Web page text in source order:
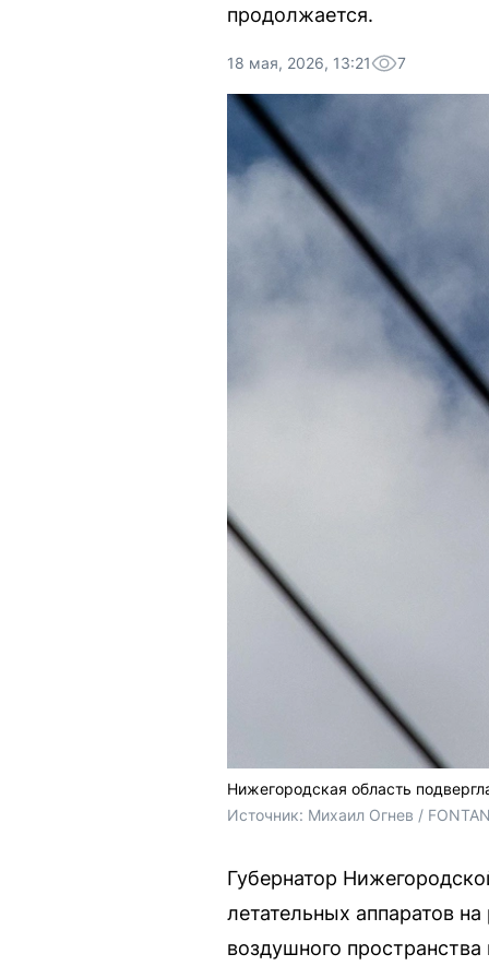
продолжается.
18 мая, 2026, 13:21 7
Нижегородская область
Источник: Михаил Огнев /
Губернатор
летательных аппаратов
воздушного